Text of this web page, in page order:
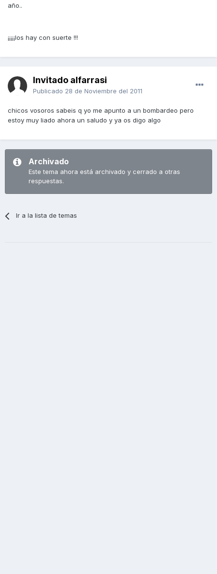
año..
¡¡¡¡¡los hay con suerte !!!
Invitado alfarrasi
Publicado 28 de Noviembre del 2011
chicos vosoros sabeis q yo me apunto a un bombardeo pero
estoy muy liado ahora un saludo y ya os digo algo
Archivado
Este tema ahora está archivado y cerrado a otras
respuestas.
Ir a la lista de temas